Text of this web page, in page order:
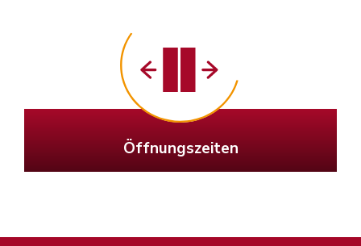
Öffnungszeiten